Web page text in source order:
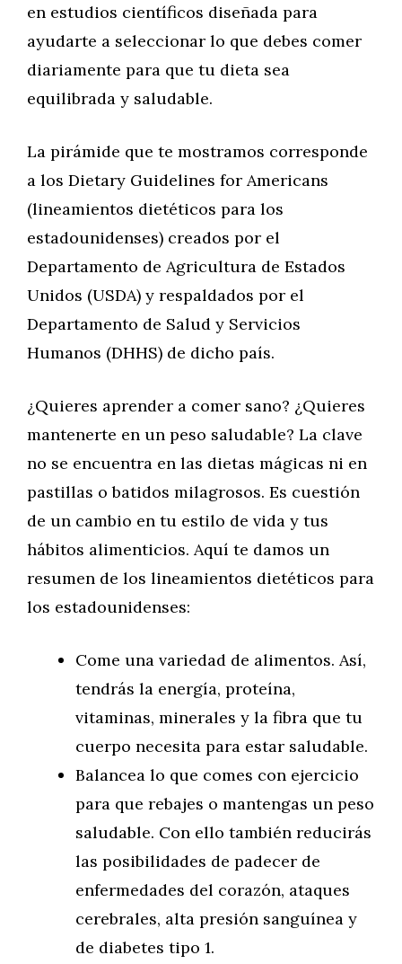
en estudios científicos diseñada para
ayudarte a seleccionar lo que debes comer
diariamente para que tu dieta sea
equilibrada y saludable.
La pirámide que te mostramos corresponde
a los Dietary Guidelines for Americans
(lineamientos dietéticos para los
estadounidenses) creados por el
Departamento de Agricultura de Estados
Unidos (USDA) y respaldados por el
Departamento de Salud y Servicios
Humanos (DHHS) de dicho país.
¿Quieres aprender a comer sano? ¿Quieres
mantenerte en un peso saludable? La clave
no se encuentra en las dietas mágicas ni en
pastillas o batidos milagrosos. Es cuestión
de un cambio en tu estilo de vida y tus
hábitos alimenticios. Aquí te damos un
resumen de los lineamientos dietéticos para
los estadounidenses:
Come una variedad de alimentos. Así,
tendrás la energía, proteína,
vitaminas, minerales y la fibra que tu
cuerpo necesita para estar saludable.
Balancea lo que comes con ejercicio
para que rebajes o mantengas un peso
saludable. Con ello también reducirás
las posibilidades de padecer de
enfermedades del corazón, ataques
cerebrales, alta presión sanguínea y
de diabetes tipo 1.